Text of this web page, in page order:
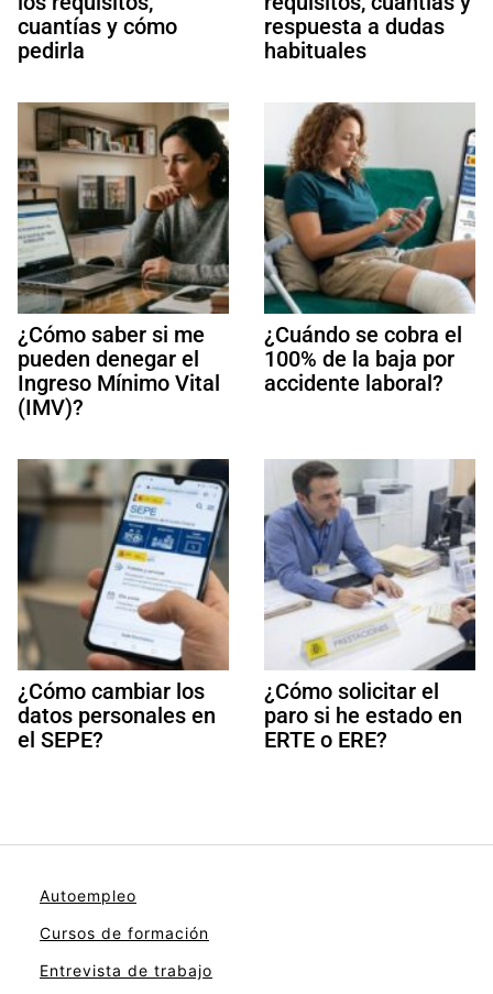
cuantías y cómo
pedirla
respuesta a dudas
habituales
¿Cómo saber si me
pueden denegar el
Ingreso Mínimo Vital
(IMV)?
¿Cuándo se cobra el
100% de la baja por
accidente laboral?
¿Cómo cambiar los
datos personales en
el SEPE?
¿Cómo solicitar el
paro si he estado en
ERTE o ERE?
Autoempleo
Cursos de formación
Entrevista de trabajo